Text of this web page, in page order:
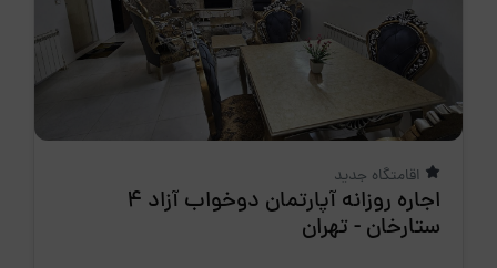
اقامتگاه جدید
اجاره روزانه آپارتمان دوخواب آزاد 4
ستارخان - تهران